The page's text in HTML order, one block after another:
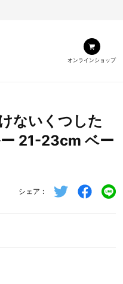
オンラインショップ
ないくつした
21-23cm ベー
シェア